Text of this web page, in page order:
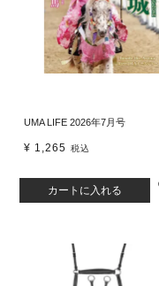
UMA LIFE 2026年7月号
¥ 1,265 税込
カートに入れる